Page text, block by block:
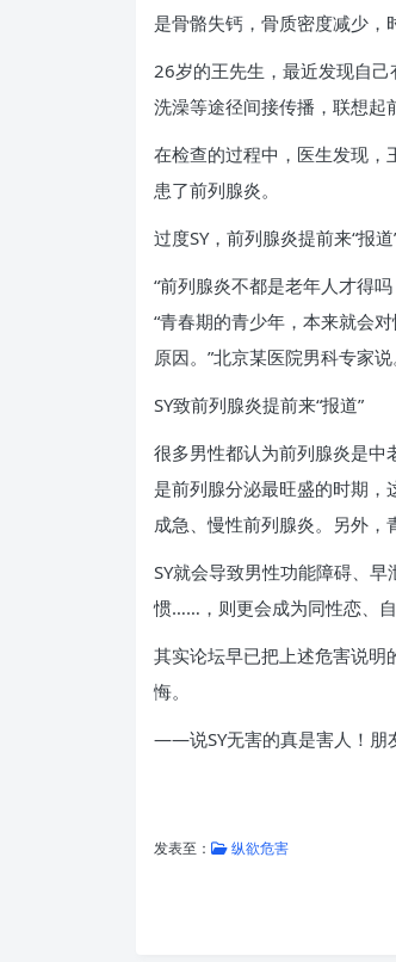
是骨骼失钙，骨质密度减少，
26岁的王先生，最近发现自
洗澡等途径间接传播，联想起
在检查的过程中，医生发现，
患了前列腺炎。
过度SY，前列腺炎提前来“报道
“前列腺炎不都是老年人才得
“青春期的青少年，本来就会
原因。”北京某医院男科专家说
SY致前列腺炎提前来“报道”
很多男性都认为前列腺炎是中
是前列腺分泌最旺盛的时期
成急、慢性前列腺炎。另外，
SY就会导致男性功能障碍、
惯……，则更会成为同性恋、自
其实论坛早已把上述危害说明
悔。
——说SY无害的真是害人！朋
发表至： 纵欲危害